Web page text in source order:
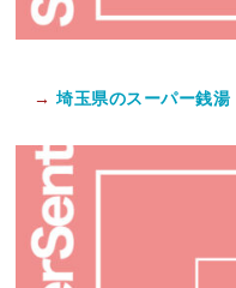
→ 埼玉県のスーパー銭